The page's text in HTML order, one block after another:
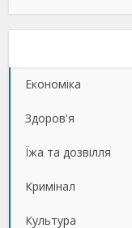
Економіка
Здоров'я
Їжа та дозвілля
Кримінал
Культура